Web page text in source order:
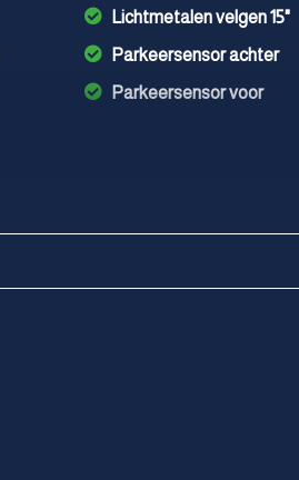
Lichtmetalen velgen 15"
Parkeersensor achter
Parkeersensor voor